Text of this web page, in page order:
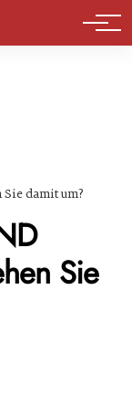
Sie damit um?
Sie